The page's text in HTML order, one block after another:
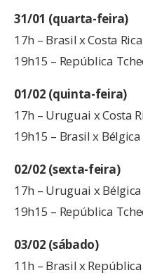
31/01 (quarta-feira)
17h – Brasil x Costa Rica
19h15 – República
01/02 (quinta-feira)
17h – Uruguai x Costa
19h15 – Brasil x Bélgica
02/02 (sexta-feira)
17h – Uruguai x Bélgica
19h15 – República
03/02 (sábado)
11h – Brasil x